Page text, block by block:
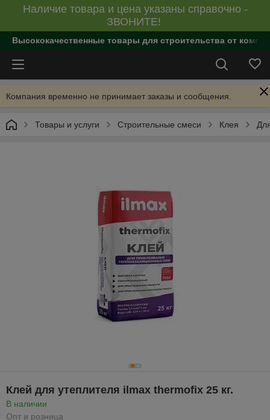
Наличие товара и цена указаны справочно -
ЗВОНИТЕ!
Высококачественные товары для строительства от
Компания временно не принимает заказы и сообщения.
Товары и услуги Строительные смеси Клея
Клей для утеплителя ilmax thermofix 25 кг.
В наличии
Опт и розница